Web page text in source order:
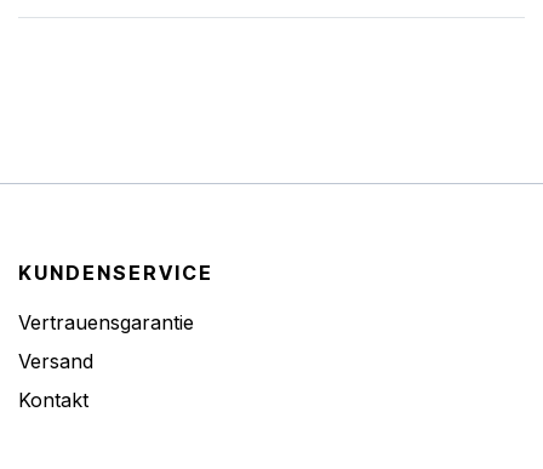
KUNDENSERVICE
Vertrauensgarantie
Versand
Kontakt